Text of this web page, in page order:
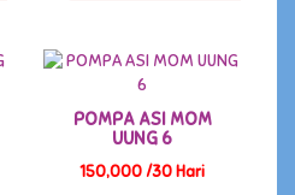
POMPA ASI MOM
UUNG 6
150,000 /30 Hari